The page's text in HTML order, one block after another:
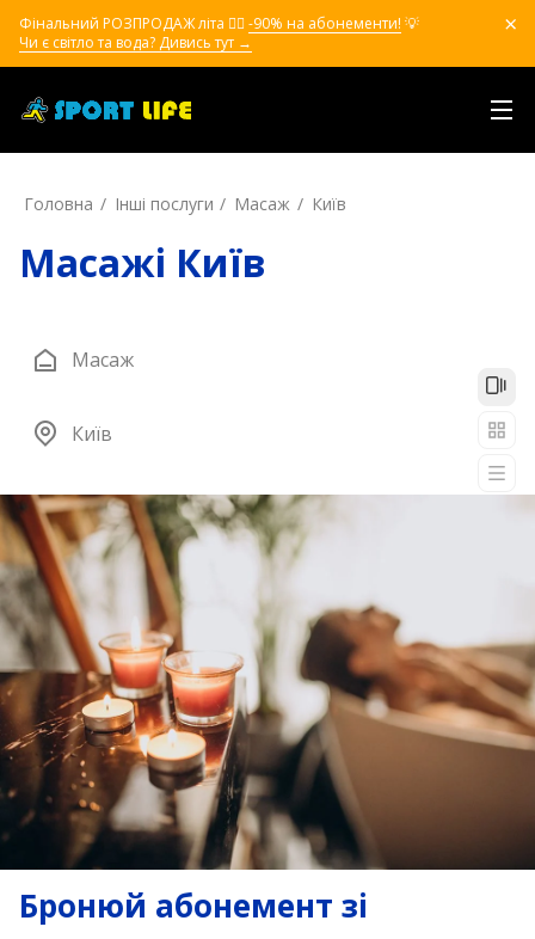
Фінальний РОЗПРОДАЖ літа ❤️‍🔥 -90% на абонементи! 💡
Чи є світло та вода? Дивись тут →
Головна Інші послуги Масаж Київ
Масажі Київ
Масаж
Київ
Бронюй абонемент зі